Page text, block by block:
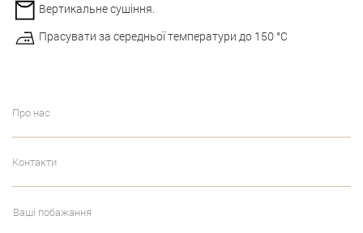
Вертикальне сушіння.
Прасувати за середньої температури до 150 °С
Про нас
Контакти
Ваші побажання